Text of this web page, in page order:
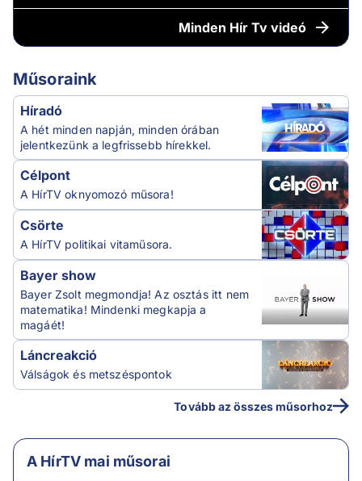
Minden Hír Tv videó
Műsoraink
Híradó
A hét minden napján, minden órában
jelentkezünk a legfrissebb hírekkel.
Célpont
A HírTV oknyomozó műsora!
Csörte
A HírTV politikai vitaműsora.
Bayer show
Bayer Zsolt megmondja! Az osztás itt nem
matematika! Mindenki megkapja a
magáét!
Láncreakció
Válságok és metszéspontok
Tovább az összes műsorhoz
A HírTV mai műsorai